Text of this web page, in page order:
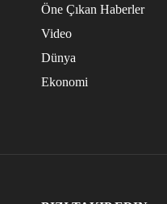
Öne Çıkan Haberler
Video
Dünya
Ekonomi